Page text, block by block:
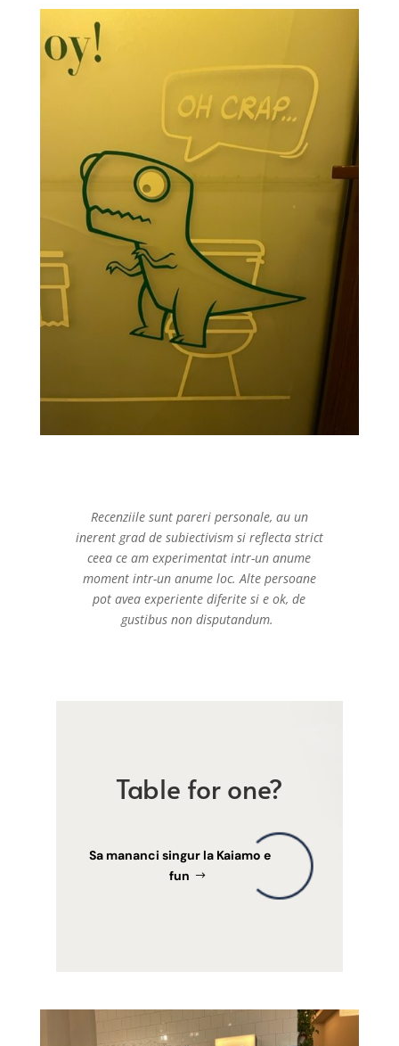
Recenziile sunt pareri personale, au un
inerent grad de subiectivism si reflecta strict
ceea ce am experimentat intr-un anume
moment intr-un anume loc. Alte persoane
pot avea experiente diferite si e ok, de
gustibus non disputandum.
Table for one?
Sa mananci singur la Kaiamo e
fun